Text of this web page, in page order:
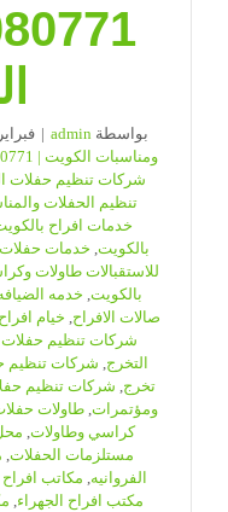
بواسطة admin
| فبراير 28th, 2019
ومناسبات الكويت | 65080771| ضيافة الكويت
شركات تنظيم حفلات
تنظيم الحفلات
خدمات افراح
بالكويت, خدمات حفلات
للاستقبالات طاولات
بالكويت, خدمه
صالات الافراح, خيام افراح
شركات تنظيم حفلات
التخرج, شركات تنظيم
تخرج, شركات تنظيم
ومؤتمرات, طاولات
كراسي وطاولات,
مستلزمات الحفلات,
الفروانيه, مكاتب
مكتب افراح الجهراء,